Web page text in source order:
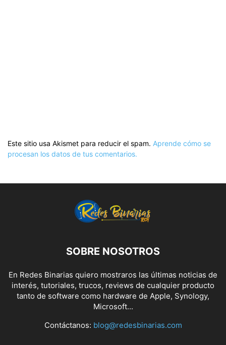
Este sitio usa Akismet para reducir el spam. Aprende cómo se
procesan los datos de tus comentarios.
SOBRE NOSOTROS
En Redes Binarias quiero mostraros las últimas noticias de
interés, tutoriales, trucos, reviews de cualquier producto
tanto de software como hardware de Apple, Synology,
Microsoft...
Contáctanos: blog@redesbinarias.com